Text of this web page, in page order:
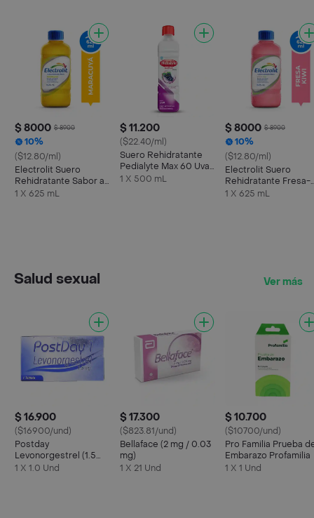
$ 8000 $ 8900
10%
($12.80/ml)
Electrolit Suero
Rehidratante Sabor a
Maracuyá
1 X 625 mL
$ 11.200
($22.40/ml)
Suero Rehidratante
Pedialyte Max 60 Uva
Frasco 500 mL
1 X 500 mL
$ 8000 $ 8900
10%
($12.80/ml)
Electrolit Suero
Rehidratante Fresa-
Kiwi
1 X 625 mL
Salud sexual Ver más
$ 16.900
($16900/und)
Postday
Levonorgestrel (1.5
mg)
1 X 1.0 Und
$ 17.300
($823.81/und)
Bellaface (2 mg / 0.03
mg)
1 X 21 Und
$ 10.700
($10700/und)
Pro Familia Prueba
Embarazo Profamilia
1 X 1 Und